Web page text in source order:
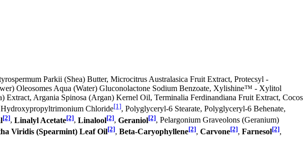
Parkii (Shea) Butter, Microcitrus Australasica Fruit Extract, Protecsyl -
Oleosomes Aqua (Water) Gluconolactone Sodium Benzoate, Xylishine™ - Xylitol
Argania Spinosa (Argan) Kernel Oil, Terminalia Ferdinandiana Fruit Extract, Cocos
Chloride[1], Polyglyceryl-6 Stearate, Polyglyceryl-6 Behenate,
[2], Linalyl Acetate[2], Linalool[2], Geraniol[2], Pelargonium Graveolons (Geranium)
Viridis (Spearmint) Leaf Oil[2], Beta-Caryophyllene[2], Carvone[2], Farnesol[2],